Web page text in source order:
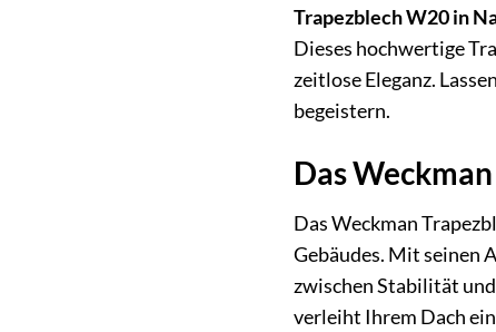
Trapezblech W20 in
Dieses hochwertige
zeitlose Eleganz.
begeistern.
Das
Das Weckman
Gebäudes. Mit seinen
zwischen Stabilität
verleiht Ihrem Dach